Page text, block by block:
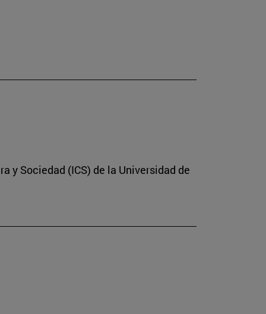
y Sociedad (ICS) de la Universidad de